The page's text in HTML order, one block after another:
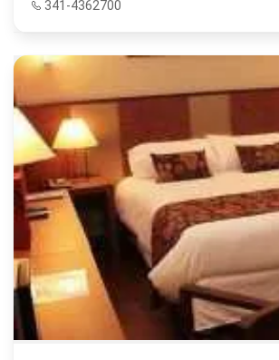
341-4362700